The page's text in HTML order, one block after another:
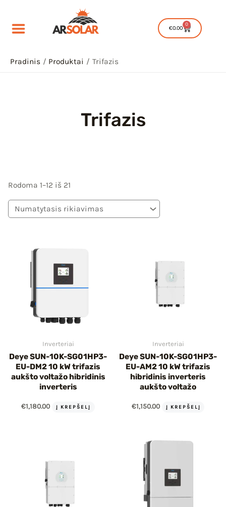
turinio
€0.00
0
Cart
Pradinis Produktai Trifazis
Trifazis
Rodoma 1–12 iš 21
Inverteriai
Deye SUN-10K-SG01HP3-
EU-DM2 10 kW trifazis
aukšto voltažo hibridinis
inverteris
€1,180.00 Į KREPŠELĮ
Inverteriai
Deye SUN-10K-SG01HP3-
EU-AM2 10 kW trifazis
hibridinis inverteris
aukšto voltažo
€1,150.00 Į KREPŠELĮ